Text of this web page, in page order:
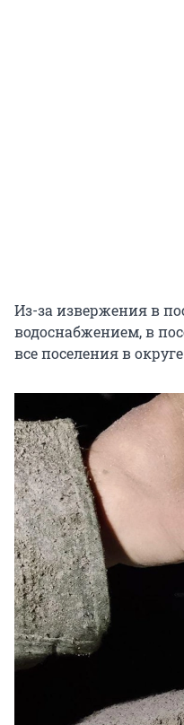
Из-за извержения в
водоснабжением, в
все поселения в